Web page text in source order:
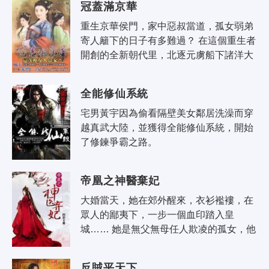
冠蓋滿京華
重生京華侯門，家中惡叔當道，孤女弱弟
寄人籬下的日子有多難過？ 在這個重生者
開創的全新朝代里，北逐元虜船下諸洋大
全能修仙系統
宅男黃宇因為偷看隔壁美女鄰居洗澡而穿
越真武大陸，並獲得全能修仙系統，開始
了修鍊爭霸之路。
帝凰之神醫棄妃
大婚當天，她在郊外醒來，衣衫襤褸，在
眾人的鄙夷下，一步一個血印踏入皇
城…… 她是無父無母任人欺凌的孤女，他